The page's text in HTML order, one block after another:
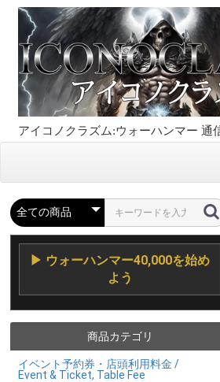
アイコノクラズム:ウォーハンマー 通
▶ ウォーハンマー40,000を始め
よう
商品カテゴリ
イベント予約券・店頭利用料金 /
Event & Ticket, Table Fee